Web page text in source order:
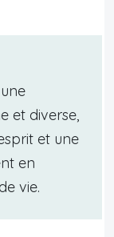
et diverse,
et une
en
vie.